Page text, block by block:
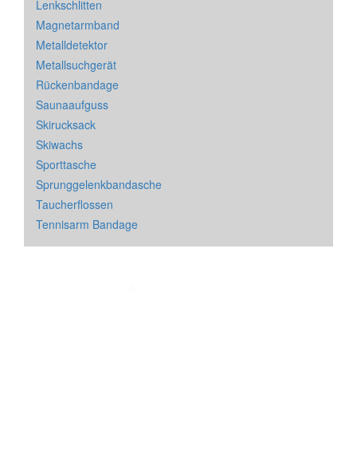
Lenkschlitten
Magnetarmband
Metalldetektor
Metallsuchgerät
Rückenbandage
Saunaaufguss
Skirucksack
Skiwachs
Sporttasche
Sprunggelenkbandasche
Taucherflossen
Tennisarm Bandage